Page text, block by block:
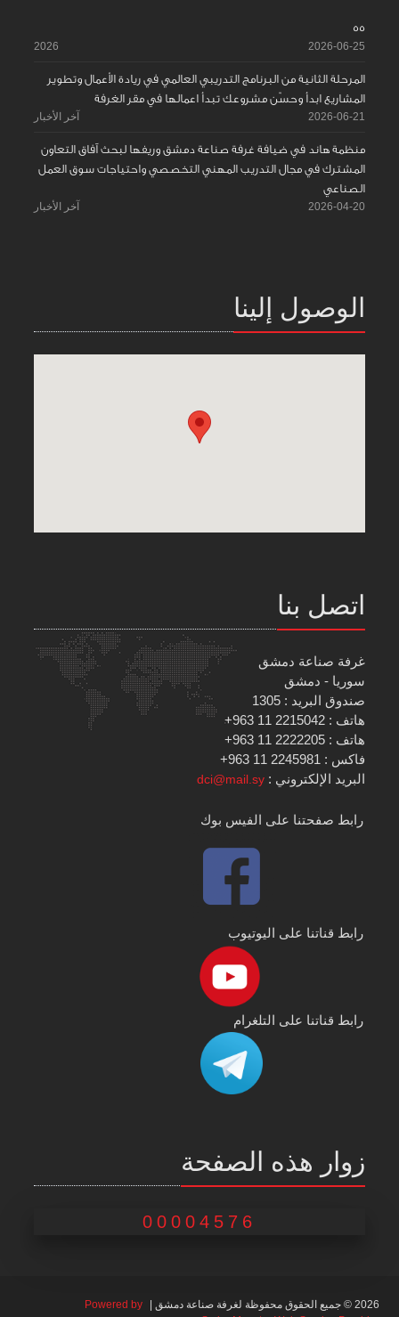
55
2026-06-25
2026
المرحلة الثانية من البرنامج التدريبي العالمي في ريادة الأعمال وتطوير
المشاريع ابدأ وحسّن مشروعك تبدأ اعمالها في مقر الغرفة
2026-06-21 آخر الأخبار
منظمة هاند في ضيافة غرفة صناعة دمشق وريفها لبحث آفاق التعاون
المشترك في مجال التدريب المهني التخصصي واحتياجات سوق العمل
الصناعي
2026-04-20 آخر الأخبار
الوصول إلينا
اتصل بنا
غرفة صناعة دمشق
سوريا - دمشق
صندوق البريد : 1305
هاتف : 2215042 11 963+
هاتف : 2222205 11 963+
فاكس : 2245981 11 963+
البريد الإلكتروني :dci@mail.sy
رابط صفحتنا على الفيس بوك
رابط قناتنا على اليوتيوب
رابط قناتنا على التلغرام
زوار هذه الصفحة
00004576
2026 © جميع الحقوق محفوظة لغرفة صناعة دمشق |
Powered by